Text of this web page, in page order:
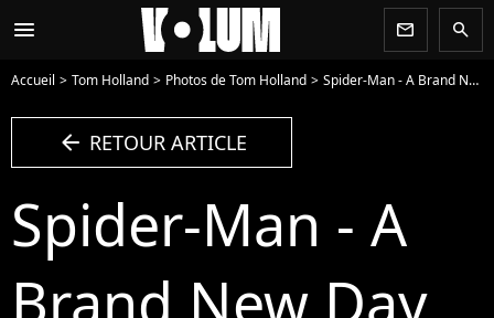
menu newsletter search
Accueil Tom Holland Photos de Tom Holland Spider-Man - A Brand New Day - Photo
arrow_left RETOUR ARTICLE
Spider-Man - A
Brand New Day